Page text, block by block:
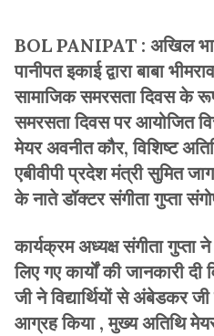
BOL PANIPAT : अखिल
पानीपत इकाई द्वारा बाबा
सामाजिक समरसता दिवस के
समरसता दिवस पर आयोजित
मेयर अवनीत कौर, विशिष्ट
एबीवीपी प्रदेश मंत्री सुमित
के नाते डॉक्टर संगीता गुप्ता
कार्यक्रम अध्यक्ष संगीता
लिए गए कार्यों की जानकारी दी
जी ने विद्यार्थियों से अंबेडकर
आग्रह किया , मुख्य अतिथि